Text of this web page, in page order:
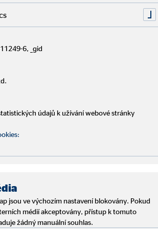
profesně vydat
Začněte svou
u nás!
6, _gid
údajů k užívání webové stránky
jsou ve výchozím nastavení blokovány. Pokud
médií akceptovány, přístup k tomuto
žádný manuální souhlas.